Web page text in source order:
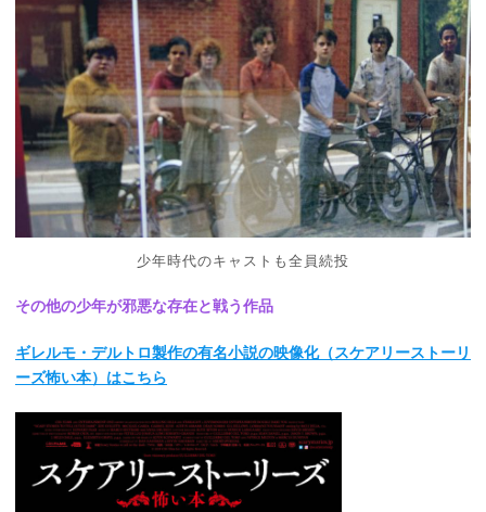
少年時代のキャストも全員続投
その他の少年が邪悪な存在と戦う作品
ギレルモ・デルトロ製作の有名小説の映像化（スケアリーストーリ
ーズ怖い本）はこちら